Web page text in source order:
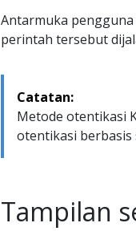
Antarmuka
perintah tersebut
Catatan:
Metode otentikasi
otentikasi
Tampilan